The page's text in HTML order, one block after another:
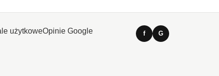
użytkoweOpinie Google f G